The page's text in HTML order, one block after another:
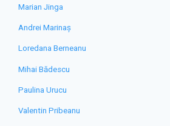
Marian Jinga
Andrei Marinaș
Loredana Berneanu
Mihai Bădescu
Paulina Urucu
Valentin Pribeanu